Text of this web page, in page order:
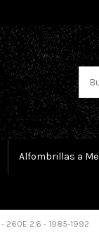
Alfombrillas a
260E 2.6 - 1985-1992